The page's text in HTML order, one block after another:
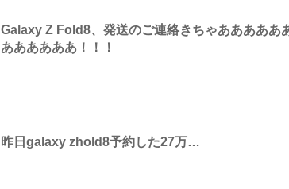
Galaxy Z Fold8、発送のご連絡きちゃあああああ
ああああああ！！！
昨日galaxy zhold8予約した27万…